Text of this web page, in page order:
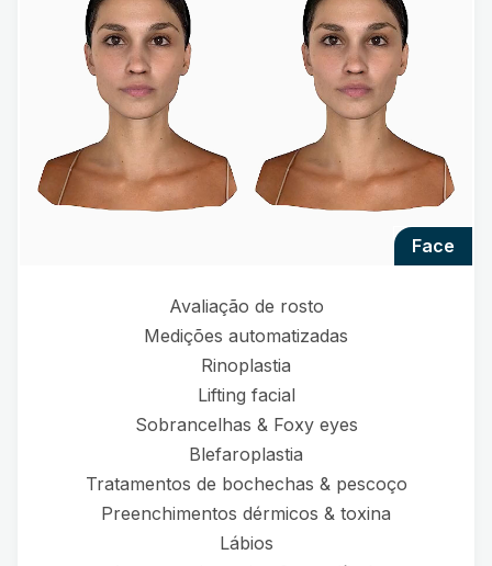
face
Avaliação de rosto
Medições automatizadas
Rinoplastia
Lifting facial
Sobrancelhas & Foxy eyes
Blefaroplastia
Tratamentos de bochechas & pescoço
Preenchimentos dérmicos & toxina
Lábios